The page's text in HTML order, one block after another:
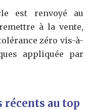
est renvoyé au
à la vente,
zéro vis-à-
appliquée par
au top